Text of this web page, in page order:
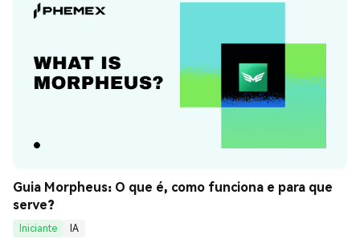
Guia Morpheus: O que é, como funciona e para que
serve?
Iniciante
IA